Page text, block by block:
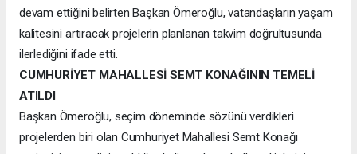
devam ettiğini belirten Başkan Ömeroğlu, vatandaşların yaşam
kalitesini artıracak projelerin planlanan takvim doğrultusunda
ilerlediğini ifade etti.
CUMHURİYET MAHALLESİ SEMT KONAĞININ TEMELİ
ATILDI
Başkan Ömeroğlu, seçim döneminde sözünü verdikleri
projelerden biri olan Cumhuriyet Mahallesi Semt Konağı